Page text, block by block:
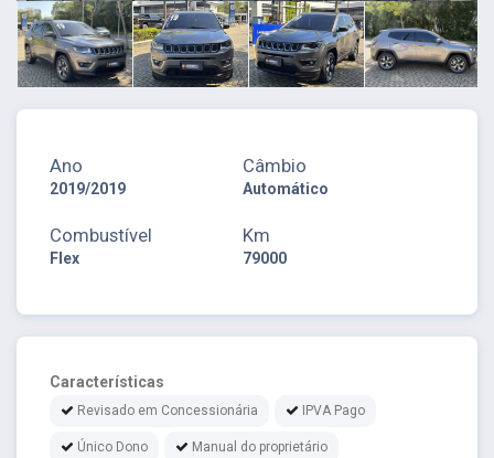
Ano
2019/2019
Câmbio
Automático
Combustível
Flex
Km
79000
Características
Revisado em Concessionária IPVA Pago
Único Dono Manual do proprietário